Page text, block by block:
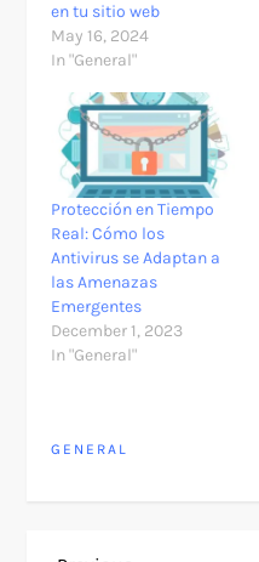
en tu sitio web
May 16, 2024
In "General"
Protección en Tiempo
Real: Cómo los
Antivirus se Adaptan a
las Amenazas
Emergentes
December 1, 2023
In "General"
GENERAL